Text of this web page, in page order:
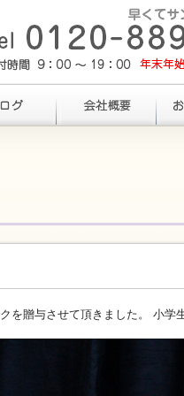
を贈与させて頂きました。 小学